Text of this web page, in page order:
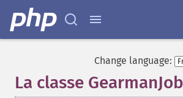
Change language:
La classe GearmanJob